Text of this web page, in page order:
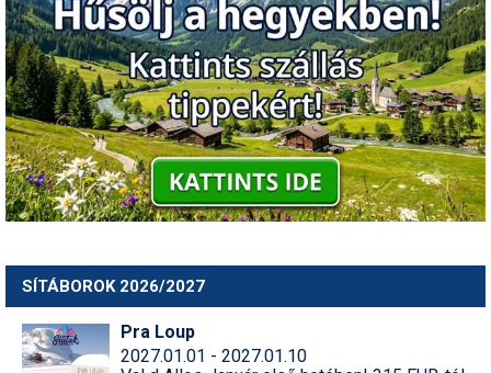
SÍTÁBOROK 2026/2027
Pra Loup
2027.01.01 - 2027.01.10